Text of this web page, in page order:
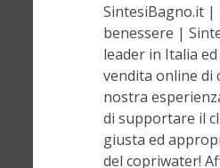
SintesiBagno.it
benessere |
leader in Italia
vendita online di
nostra
di supportare il
giusta ed
del copriwater!